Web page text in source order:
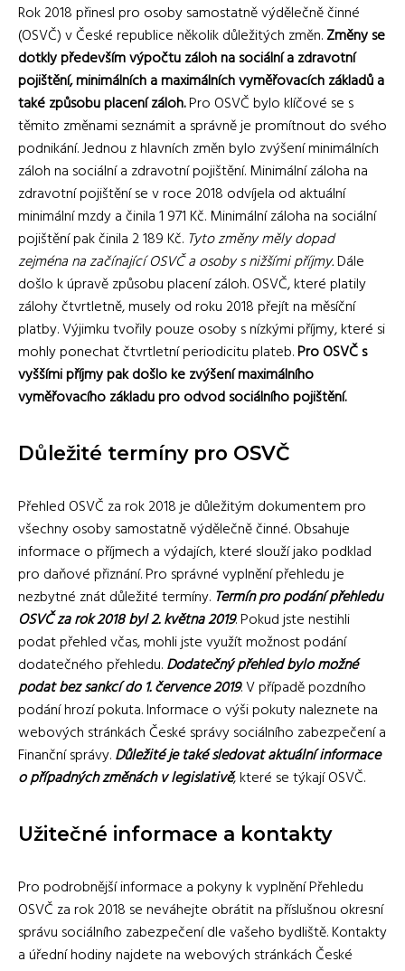
Rok 2018 přinesl pro osoby samostatně výdělečně činné
(OSVČ) v České republice několik důležitých změn.Změny se
dotkly především výpočtu záloh na sociální a zdravotní
pojištění, minimálních a maximálních vyměřovacích základů a
také způsobu placení záloh.Pro OSVČ bylo klíčové se s
těmito změnami seznámit a správně je promítnout do svého
podnikání. Jednou z hlavních změn bylo zvýšení minimálních
záloh na sociální a zdravotní pojištění. Minimální záloha na
zdravotní pojištění se v roce 2018 odvíjela od aktuální
minimální mzdy a činila 1 971 Kč. Minimální záloha na sociální
pojištění pak činila 2 189 Kč. Tyto změny měly dopad
zejména na začínající OSVČ a osoby s nižšími příjmy.Dále
došlo k úpravě způsobu placení záloh. OSVČ, které platily
zálohy čtvrtletně, musely od roku 2018 přejít na měsíční
platby. Výjimku tvořily pouze osoby s nízkými příjmy, které si
mohly ponechat čtvrtletní periodicitu plateb.Pro OSVČ s
vyššími příjmy pak došlo ke zvýšení maximálního
vyměřovacího základu pro odvod sociálního pojištění.
Důležité termíny pro OSVČ
Přehled OSVČ za rok 2018 je důležitým dokumentem pro
všechny osoby samostatně výdělečně činné. Obsahuje
informace o příjmech a výdajích, které slouží jako podklad
pro daňové přiznání. Pro správné vyplnění přehledu je
nezbytné znát důležité termíny. Termín pro podání přehledu
OSVČ za rok 2018 byl 2. května 2019. Pokud jste nestihli
podat přehled včas, mohli jste využít možnost podání
dodatečného přehledu.Dodatečný přehled bylo možné
podat bez sankcí do 1. července 2019. V případě pozdního
podání hrozí pokuta. Informace o výši pokuty naleznete na
webových stránkách České správy sociálního zabezpečení a
Finanční správy.Důležité je také sledovat aktuální informace
o případných změnách v legislativě, které se týkají OSVČ.
Užitečné informace a kontakty
Pro podrobnější informace a pokyny k vyplnění Přehledu
OSVČ za rok 2018 se neváhejte obrátit na příslušnou okresní
správu sociálního zabezpečení dle vašeho bydliště. Kontakty
a úřední hodiny najdete na webových stránkách České